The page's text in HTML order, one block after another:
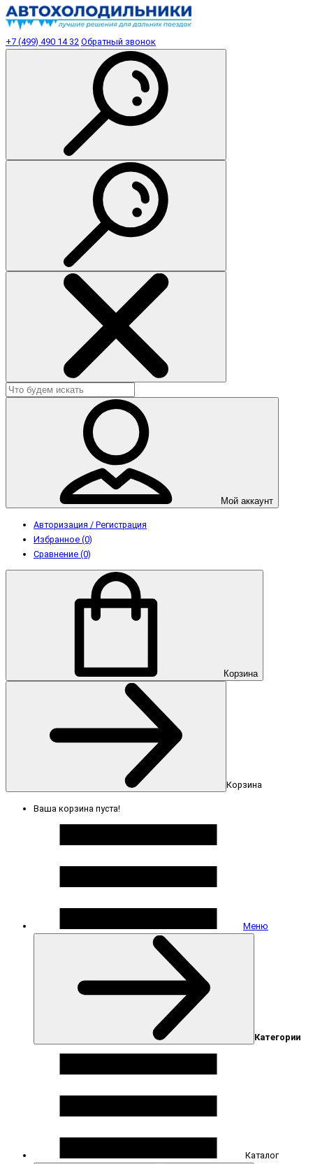
+7 (499) 490 14 32 Обратный звонок
Мой аккаунт
Авторизация / Регистрация
Избранное (0)
Сравнение (0)
Корзина
Корзина
Ваша корзина пуста!
Меню
Категории
Каталог